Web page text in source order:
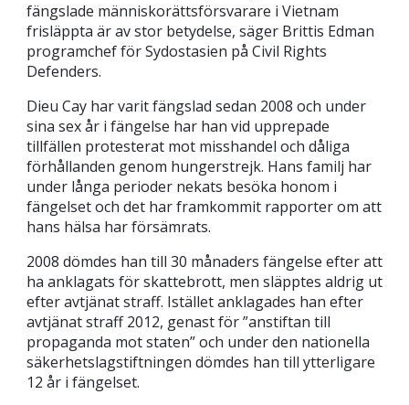
fängslade människorättsförsvarare i Vietnam
frisläppta är av stor betydelse, säger Brittis Edman
programchef för Sydostasien på Civil Rights
Defenders.
Dieu Cay har varit fängslad sedan 2008 och under
sina sex år i fängelse har han vid upprepade
tillfällen protesterat mot misshandel och dåliga
förhållanden genom hungerstrejk. Hans familj har
under långa perioder nekats besöka honom i
fängelset och det har framkommit rapporter om att
hans hälsa har försämrats.
2008 dömdes han till 30 månaders fängelse efter att
ha anklagats för skattebrott, men släpptes aldrig ut
efter avtjänat straff. Istället anklagades han efter
avtjänat straff 2012, genast för ”anstiftan till
propaganda mot staten” och under den nationella
säkerhetslagstiftningen dömdes han till ytterligare
12 år i fängelset.